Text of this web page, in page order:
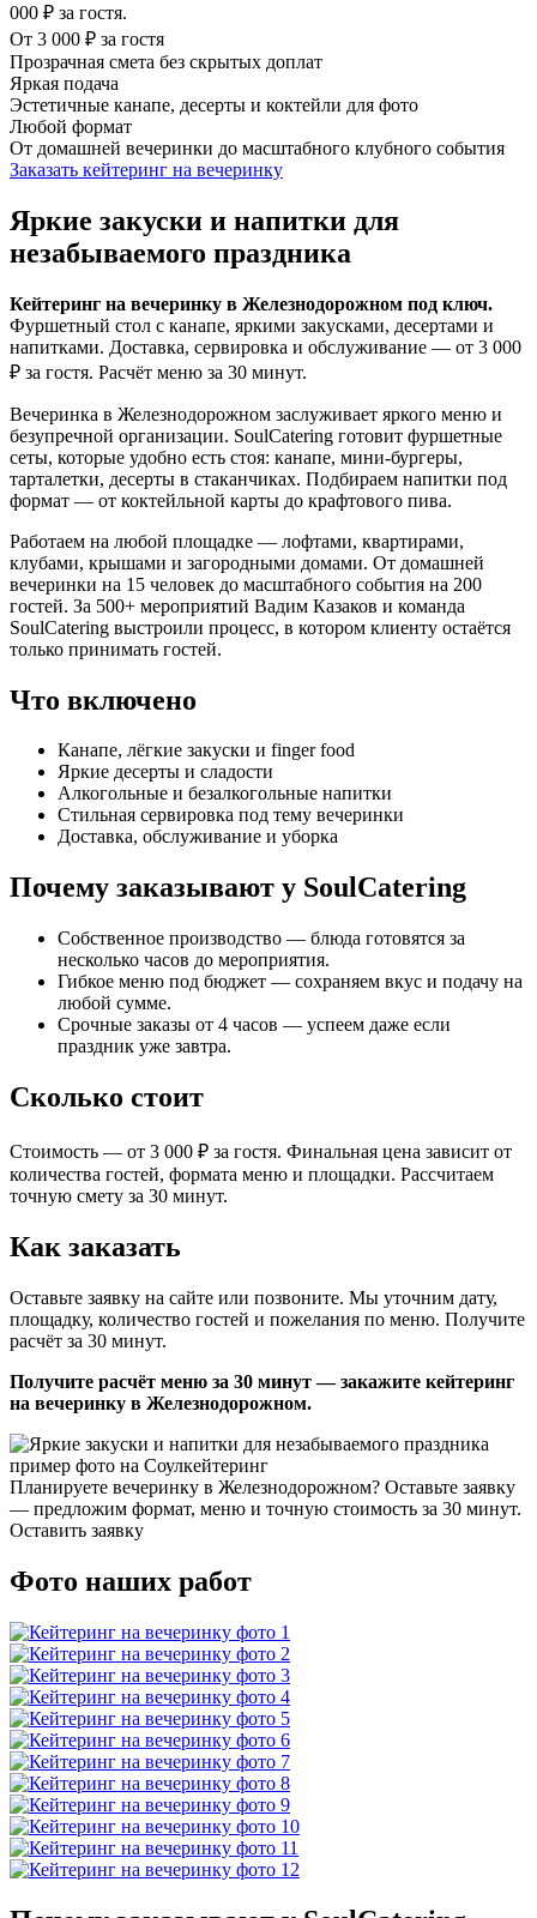
000 ₽ за гостя.
От 3 000 ₽ за гостя
Прозрачная смета без скрытых доплат
Яркая подача
Эстетичные канапе, десерты и коктейли для фото
Любой формат
От домашней вечеринки до масштабного клубного события
Заказать кейтеринг на вечеринку
Яркие закуски и напитки для
незабываемого праздника
Кейтеринг на вечеринку в Железнодорожном под ключ.
Фуршетный стол с канапе, яркими закусками, десертами и
напитками. Доставка, сервировка и обслуживание — от 3 000
₽ за гостя. Расчёт меню за 30 минут.
Вечеринка в Железнодорожном заслуживает яркого меню и
безупречной организации. SoulCatering готовит фуршетные
сеты, которые удобно есть стоя: канапе, мини-бургеры,
тарталетки, десерты в стаканчиках. Подбираем напитки под
формат — от коктейльной карты до крафтового пива.
Работаем на любой площадке — лофтами, квартирами,
клубами, крышами и загородными домами. От домашней
вечеринки на 15 человек до масштабного события на 200
гостей. За 500+ мероприятий Вадим Казаков и команда
SoulCatering выстроили процесс, в котором клиенту остаётся
только принимать гостей.
Что включено
Канапе, лёгкие закуски и finger food
Яркие десерты и сладости
Алкогольные и безалкогольные напитки
Стильная сервировка под тему вечеринки
Доставка, обслуживание и уборка
Почему заказывают у SoulCatering
Собственное производство — блюда готовятся за
несколько часов до мероприятия.
Гибкое меню под бюджет — сохраняем вкус и подачу на
любой сумме.
Срочные заказы от 4 часов — успеем даже если
праздник уже завтра.
Сколько стоит
Стоимость — от 3 000 ₽ за гостя. Финальная цена зависит от
количества гостей, формата меню и площадки. Рассчитаем
точную смету за 30 минут.
Как заказать
Оставьте заявку на сайте или позвоните. Мы уточним дату,
площадку, количество гостей и пожелания по меню. Получите
расчёт за 30 минут.
Получите расчёт меню за 30 минут — закажите кейтеринг
на вечеринку в Железнодорожном.
Планируете вечеринку в Железнодорожном? Оставьте заявку
— предложим формат, меню и точную стоимость за 30 минут.
Оставить заявку
Фото наших работ